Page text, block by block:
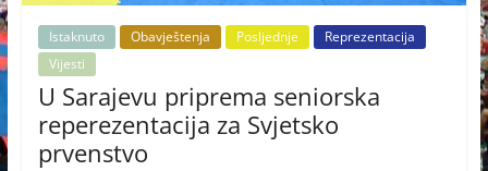
Istaknuto Obavještenja Posljednje
Reprezentacija
Vijesti
U Sarajevu priprema seniorska
reperezentacija za Svjetsko
prvenstvo